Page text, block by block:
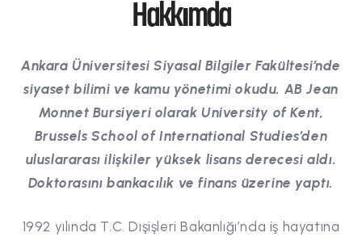
Hakkımda
Ankara Üniversitesi Siyasal Bilgiler Fakültesi’nde
siyaset bilimi ve kamu yönetimi okudu. AB Jean
Monnet Bursiyeri olarak University of Kent,
Brussels School of International Studies’den
uluslararası ilişkiler yüksek lisans derecesi aldı.
Doktorasını bankacılık ve finans üzerine yaptı.
1992 yılında T.C. Dışişleri Bakanlığı’nda iş hayatına